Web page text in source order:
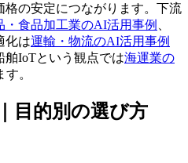
格の安定につながります。下流
・食品加工業のAI活用事例
化は運輸・物流のAI活用事例
舶IoTという観点では海運業の
。
目的別の選び方